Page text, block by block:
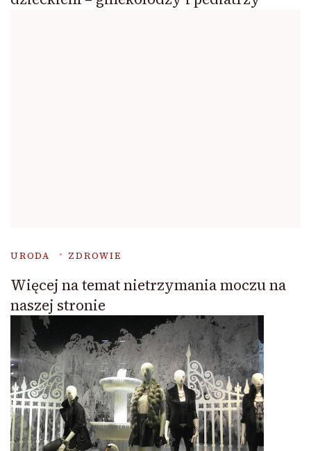
URODA ZDROWIE
Więcej na temat nietrzymania moczu na
naszej stronie